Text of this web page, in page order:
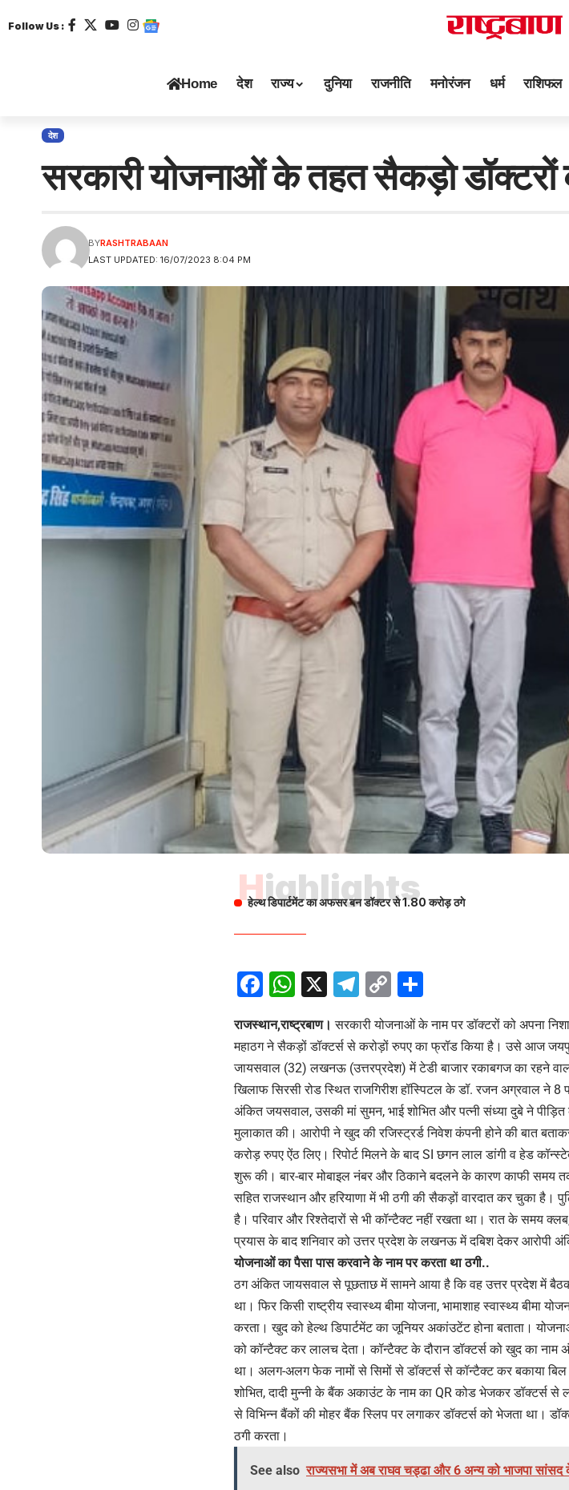
Follow Us :
Home देश राज्य दुनिया राजनीति मनोरंजन धर्म राशिफल
देश
सरकारी योजनाओं के तहत सैकड़ो डॉक्टरों
LAST UPDATED: 16/07/2023 8:04 PM
BYRASHTRABAAN
Highlights
हेल्थ डिपार्टमेंट का अफसर बन डॉक्टर से 1.80 करोड़ ठगे
Facebook
WhatsApp
X Telegram
Copy
Link
राजस्थान,राष्ट्रबाण। सरकारी योजनाओं के नाम पर डॉक्टरों को अपना
महाठग ने सैकड़ों डॉक्टर्स से करोड़ों रुपए का फ्रॉड किया है। उसे आज
जायसवाल (32) लखनऊ (उत्तरप्रदेश) में टेडी बाजार रकाबगज का रहने
खिलाफ सिरसी रोड स्थित राजगिरीश हॉस्पिटल के डॉ. रजन अग्रवाल ने 8
अंकित जयसवाल, उसकी मां सुमन, भाई शोभित और पत्नी संध्या दुबे ने
मुलाकात की। आरोपी ने खुद की रजिस्ट्रर्ड निवेश कंपनी होने की बात
करोड़ रुपए ऐंठ लिए। रिपोर्ट मिलने के बाद SI छगन लाल डांगी व हेड
शुरू की। बार-बार मोबाइल नंबर और ठिकाने बदलने के कारण काफी समय
सहित राजस्थान और हरियाणा में भी ठगी की सैकड़ों वारदात कर चुका है।
है। परिवार और रिश्तेदारों से भी कॉन्टैक्ट नहीं रखता था। रात के समय
प्रयास के बाद शनिवार को उत्तर प्रदेश के लखनऊ में दबिश देकर आरोपी
योजनाओं का पैसा पास करवाने के नाम पर करता था ठगी..
ठग अंकित जायसवाल से पूछताछ में सामने आया है कि वह उत्तर प्रदेश में
था। फिर किसी राष्ट्रीय स्वास्थ्य बीमा योजना, भामाशाह स्वास्थ्य बीमा
करता। खुद को हेल्थ डिपार्टमेंट का जूनियर अकांउटेंट होना बताता।
को कॉन्टैक्ट कर लालच देता। कॉन्टैक्ट के दौरान डॉक्टर्स को खुद का नाम
था। अलग-अलग फेक नामों से सिमों से डॉक्टर्स से कॉन्टैक्ट कर बकाया
शोभित, दादी मुन्नी के बैंक अकाउंट के नाम का QR कोड भेजकर डॉक्टर्स
से विभिन्न बैंकों की मोहर बैंक स्लिप पर लगाकर डॉक्टर्स को भेजता था।
ठगी करता।
See also राज्यसभा में अब राघव चड्ढा और 6 अन्य को भाजपा सांसद